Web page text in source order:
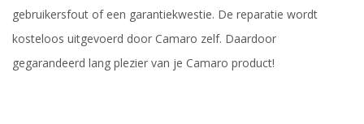
gebruikersfout of een garantiekwestie. De reparatie wordt
kosteloos uitgevoerd door Camaro zelf. Daardoor
gegarandeerd lang plezier van je Camaro product!